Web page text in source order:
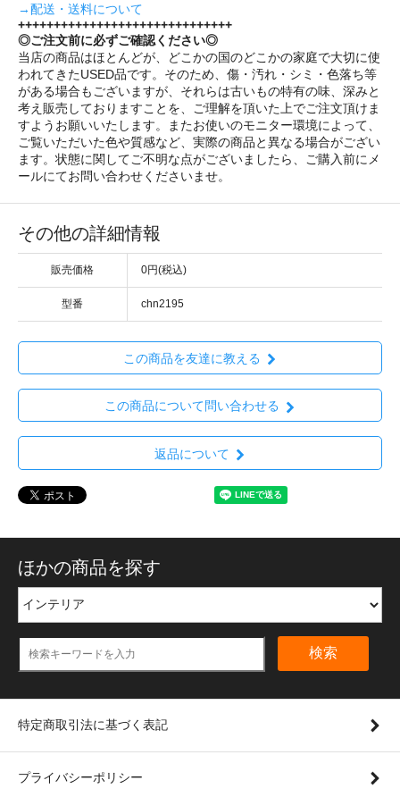
→配送・送料について
++++++++++++++++++++++++++++++
◎ご注文前に必ずご確認ください◎
当店の商品はほとんどが、どこかの国のどこかの家庭で大切に使
われてきたUSED品です。そのため、傷・汚れ・シミ・色落ち等
がある場合もございますが、それらは古いもの特有の味、深みと
考え販売しておりますことを、ご理解を頂いた上でご注文頂けま
すようお願いいたします。またお使いのモニター環境によって、
ご覧いただいた色や質感など、実際の商品と異なる場合がござい
ます。状態に関してご不明な点がございましたら、ご購入前にメ
ールにてお問い合わせくださいませ。
その他の詳細情報
販売価格 0円(税込)
型番 chn2195
この商品を友達に教える
この商品について問い合わせる
返品について
ほかの商品を探す
検索
特定商取引法に基づく表記
プライバシーポリシー